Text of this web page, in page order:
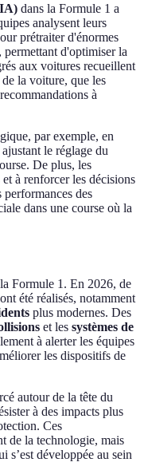
dans la Formule 1 a
analysent leurs
prétraiter d'énormes
permettant d'optimiser la
aux voitures recueillent
la voiture, que les
à
par exemple, en
le réglage du
De plus, les
à renforcer les décisions
performances des
dans une course où la
Formule 1. En 2026, de
été réalisés, notamment
plus modernes. Des
et les systèmes de
à alerter les équipes
les dispositifs de
autour de la tête du
à des impacts plus
Ces
de la technologie, mais
s’est développée au sein